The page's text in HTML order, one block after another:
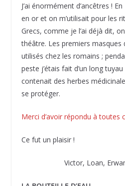
J’ai énormément d’ancêtres !
en or et on m’utilisait pour les
Grecs, comme je l’ai déjà dit,
théâtre. Les premiers
utilisés chez les romains ;
peste j’étais fait d’un long
contenait des herbes
se protéger.
Merci d’avoir répondu à toutes
Ce fut un plaisir !
Victor, Loan,